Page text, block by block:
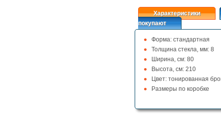
Характеристики
покупают
Форма: стандартная
Толщина стекла, мм: 8
Ширина, см: 80
Высота, см: 210
Цвет: тонированная
Размеры по коробке